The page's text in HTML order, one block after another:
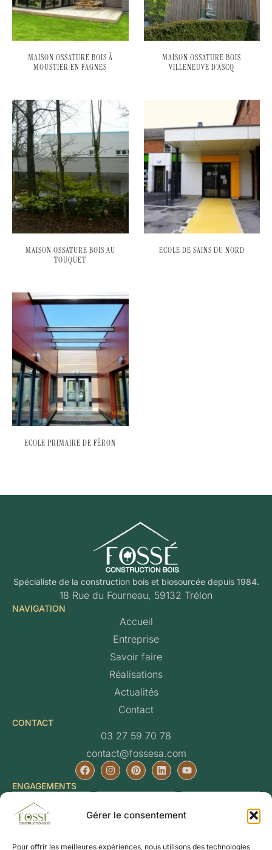
Gérer le consentement
Pour offrir les meilleures expériences, nous utilisons des technologies
MAISON OSSATURE BOIS À
MOUSTIER EN FAGNES
MAISON OSSATURE BOIS
VILLENEUVE D’ASCQ
MAISON OSSATURE BOIS AU
TOUQUET
ECOLE DE SAINS DU NORD
ECOLE PRIMAIRE DE FÉRON
Spécialiste de la construction bois et biosourcée depuis 1984.
18 Rue du Fourneau, 59132 Trélon
NAVIGATION
Accueil
Entreprise
Savoir faire
Réalisations
Actualités
Contact
CONTACT
03 27 59 70 78
contact@fossesa.com
ENGAGEMENTS